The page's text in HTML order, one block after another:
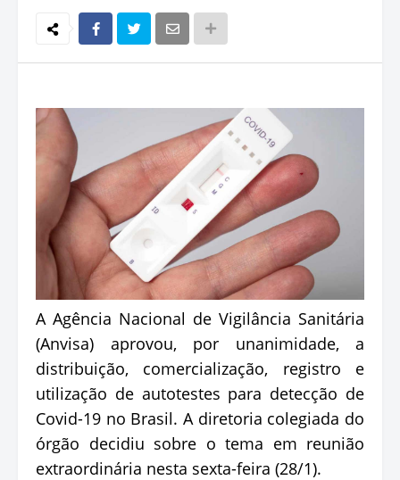
A Agência Nacional de Vigilância Sanitária
(Anvisa) aprovou, por unanimidade, a
distribuição, comercialização, registro e
utilização de autotestes para detecção de
Covid-19 no Brasil. A diretoria colegiada do
órgão decidiu sobre o tema em reunião
extraordinária nesta sexta-feira (28/1).